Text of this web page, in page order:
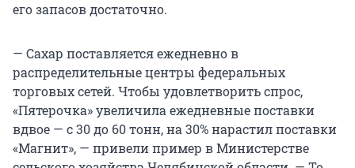
его запасов достаточно.
— Сахар поставляется ежедневно в
распределительные центры федеральных
торговых сетей. Чтобы удовлетворить спрос,
«Пятерочка» увеличила ежедневные поставки
вдвое — с 30 до 60 тонн, на 30% нарастил поставки
«Магнит», — привели пример в Министерстве